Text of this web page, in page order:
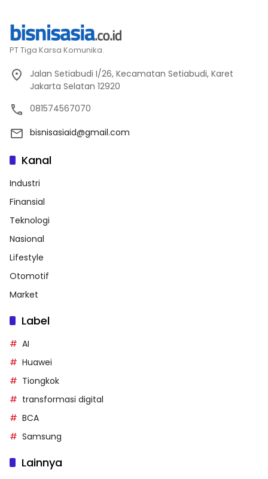
PT Tiga Karsa Komunika.
Jalan Setiabudi I/26, Kecamatan Setiabudi, Karet
Jakarta Selatan 12920
081574567070
bisnisasiaid@gmail.com
Kanal
Industri
Finansial
Teknologi
Nasional
Lifestyle
Otomotif
Market
Label
AI
Huawei
Tiongkok
transformasi digital
BCA
Samsung
Lainnya